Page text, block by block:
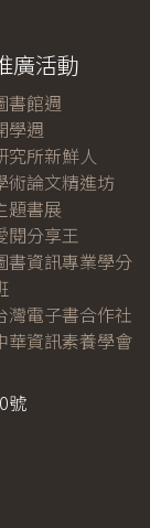
廣活動
書館週
學週
究所新鮮人
術論文精進坊
題書展
閱分享王
書資訊專業學分
灣電子書合作社
華資訊素養學會
號